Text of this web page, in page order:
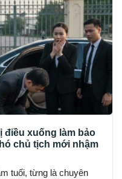
điều xuống làm bảo
chủ tịch mới nhậm
tuổi, từng là chuyên